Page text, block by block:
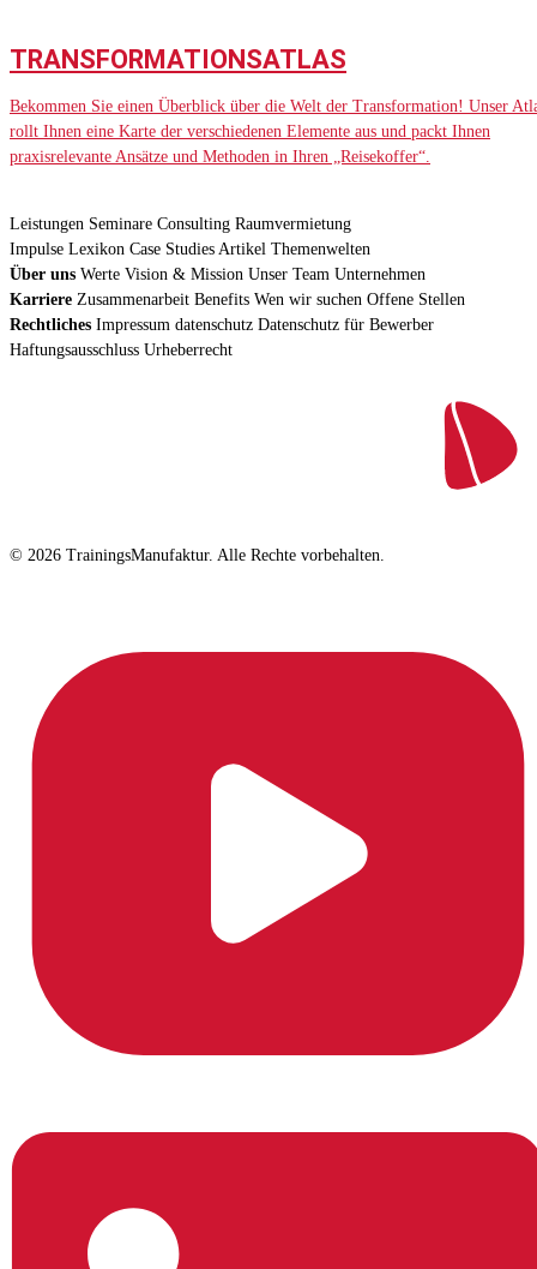
TRANSFORMATIONSATLAS
Bekommen Sie einen Überblick über die Welt der Transformation! Unser
rollt Ihnen eine Karte der verschiedenen Elemente aus und packt Ihnen
praxisrelevante Ansätze und Methoden in Ihren „Reisekoffer“.
Leistungen Seminare Consulting Raumvermietung
Impulse Lexikon Case Studies Artikel Themenwelten
Über uns Werte Vision & Mission Unser Team Unternehmen
Karriere Zusammenarbeit Benefits Wen wir suchen Offene Stellen
Rechtliches Impressum datenschutz Datenschutz für Bewerber
Haftungsausschluss Urheberrecht
© 2026 TrainingsManufaktur. Alle Rechte vorbehalten.